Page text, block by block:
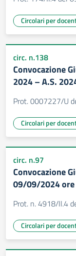
Circolari per
circ. n.138
Convocazione
2024 – A.S.
Prot. 0007227/U
Circolari per
circ. n.97
Convocazione
09/09/2024
Prot. n. 4918/II.4
Circolari per